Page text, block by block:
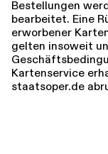
Bestellungen
bearbeitet. Eine
erworbener
gelten insoweit
Kartenservice
staatsoper.de